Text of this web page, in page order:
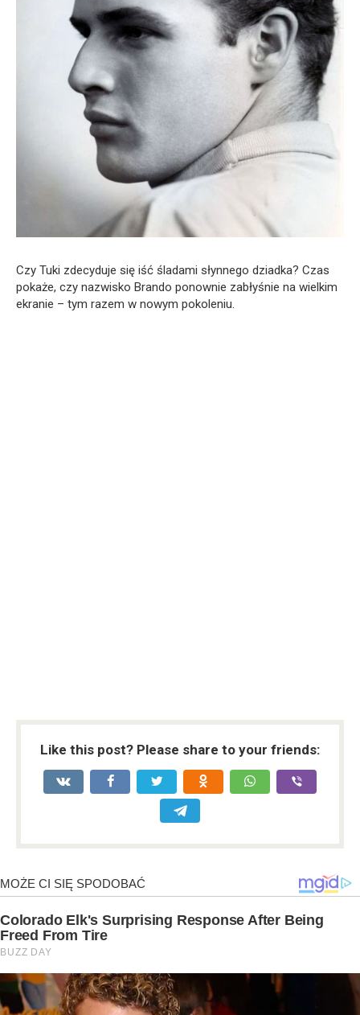
Czy Tuki zdecyduje się iść śladami słynnego dziadka? Czas
pokaże, czy nazwisko Brando ponownie zabłyśnie na wielkim
ekranie – tym razem w nowym pokoleniu.
Like this post? Please share to your friends: